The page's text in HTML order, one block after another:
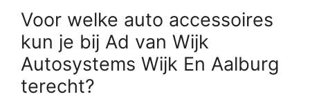
Voor welke auto accessoires
kun je bij Ad van Wijk
Autosystems Wijk En Aalburg
terecht?